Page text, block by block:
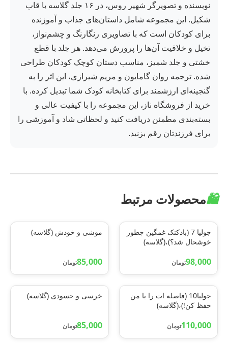
نویسنده و تصویرگر شهیر روس، در ۱۶ جلد گلاسه با قاب
شکیل. این مجموعه شامل داستان‌های جذاب و آموزنده
برای کودکان است که با تصاویری رنگارنگ و چشم‌نواز،
تخیل و خلاقیت آن‌ها را پرورش می‌دهد. هر جلد با قطع
خشتی و جلد شمیز، مناسب دستان کوچک کودکان طراحی
شده. ترجمه روان گامایون و مریم شیرازی، این اثر را به
گنجینه‌ای ارزشمند برای کتابخانه کودک شما تبدیل کرده. با
خرید از فروشگاه ناز، این مجموعه را با کیفیت عالی و
بسته‌بندی مطمئن دریافت کنید و لحظاتی شاد و آموزشی را
برای فرزندتان رقم بزنید.
🛍️محصولات مرتبط
جولیا 7 (بادکنک غمگین چطور
خوشحال شد؟)،(گلاسه)
98,000تومان
موشی و خودش (گلاسه)
85,000تومان
جولیا10 (فاصله ات را با من
حفظ کن!)،(گلاسه)
110,000تومان
خرسی و حسودی (گلاسه)
85,000تومان